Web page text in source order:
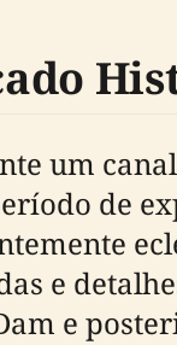
um
de
e
e